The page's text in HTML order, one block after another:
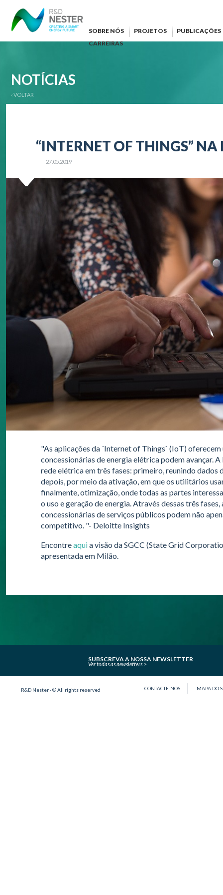
SOBRE NÓS PROJETOS
PUBLICAÇÕES
CARREIRAS
NOTÍCIAS
‹ VOLTAR
“INTERNET OF THINGS”
27.05.2019
"As aplicações da ´Internet of Things` (IoT)
concessionárias de energia elétrica podem avançar.
rede elétrica em três fases: primeiro, reunindo dados
depois, por meio da ativação, em que os utilitários
finalmente, otimização, onde todas as partes
o uso e geração de energia. Através dessas três
concessionárias de serviços públicos podem não
competitivo. "- Deloitte Insights
Encontreaquia visão da SGCC (State Grid
apresentada em Milão.
SUBSCREVA A NOSSA NEWSLETTER
Ver todas as newsletters
R&D Nester - © All rights reserved CONTACTE-NOS MAPA DO